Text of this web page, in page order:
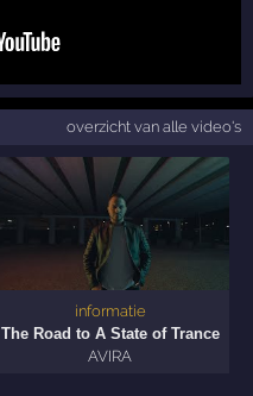
overzicht van alle video's
informatie
The Road to A State of Trance
AVIRA